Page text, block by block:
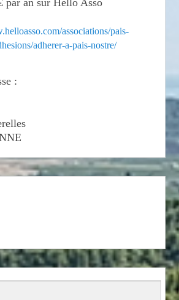
associations/pais-
adherer-a-pais-nostre/
: